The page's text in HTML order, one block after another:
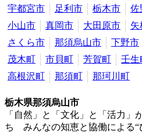
宇都宮市 足利市 栃木市 佐
小山市
真岡市 大田原市 矢
さくら市
那須烏山市 下野市
茂木町
市貝町 芳賀町 壬生
高根沢町
那須町 那珂川町
栃木県那須烏山市
「自然」と「文化」と「活力」
ち みんなの知恵と協働による“